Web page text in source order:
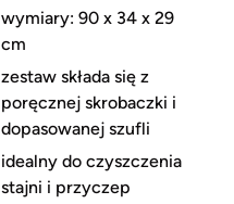
wymiary: 90 x 34 x 29
cm
zestaw składa się z
poręcznej skrobaczki i
dopasowanej szufli
idealny do czyszczenia
stajni i przyczep